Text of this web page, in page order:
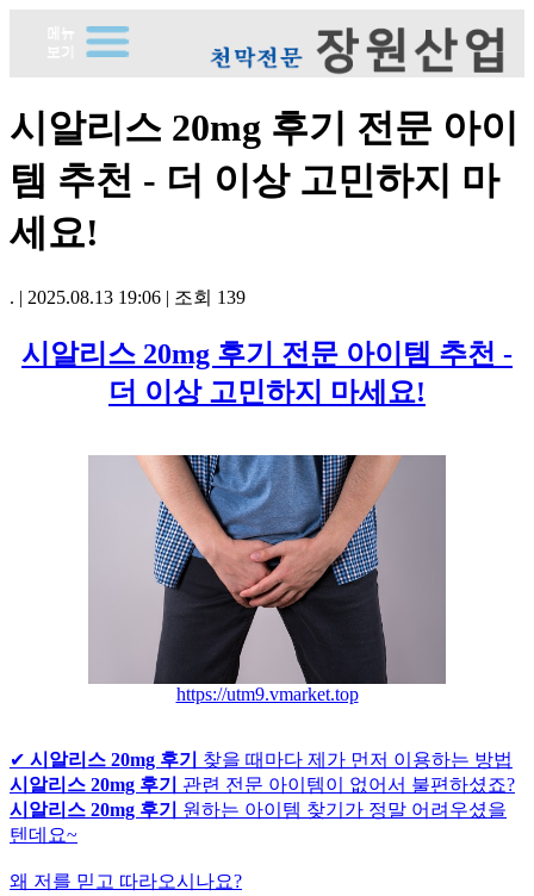
시알리스 20mg 후기 전문 아이
템 추천 - 더 이상 고민하지 마
세요!
. | 2025.08.13 19:06 | 조회 139
시알리스 20mg 후기 전문 아이템 추천 -
더 이상 고민하지 마세요!
https://utm9.vmarket.top
✔ 시알리스 20mg 후기
찾을 때마다 제가 먼저 이용하는 방법
시알리스 20mg 후기
관련 전문 아이템이 없어서 불편하셨죠?
시알리스 20mg 후기
원하는 아이템 찾기가 정말 어려우셨을
텐데요~
왜 저를 믿고 따라오시나요?